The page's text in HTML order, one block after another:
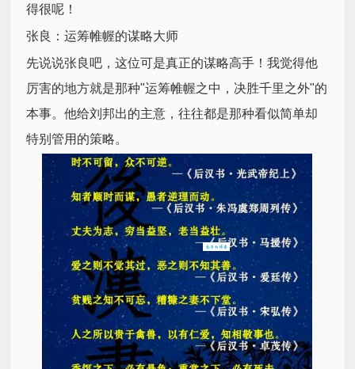
得很呢！
张良：运筹帷幄的谋略大师
先说说张良吧，这位可是真正的谋略高手！我觉得他
厉害的地方就是那种"运筹帷幄之中，决胜千里之外"的
本事。他给刘邦出的主意，往往都是那种看似简单却
特别管用的策略。